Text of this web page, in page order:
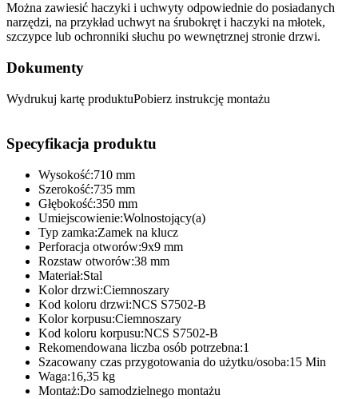
Można zawiesić haczyki i uchwyty odpowiednie do posiadanych
narzędzi, na przykład uchwyt na śrubokręt i haczyki na młotek,
szczypce lub ochronniki słuchu po wewnętrznej stronie drzwi.
Dokumenty
Wydrukuj kartę produktuPobierz instrukcję montażu
Specyfikacja produktu
Wysokość:710 mm
Szerokość:735 mm
Głębokość:350 mm
Umiejscowienie:Wolnostojący(a)
Typ zamka:Zamek na klucz
Perforacja otworów:9x9 mm
Rozstaw otworów:38 mm
Materiał:Stal
Kolor drzwi:Ciemnoszary
Kod koloru drzwi:NCS S7502-B
Kolor korpusu:Ciemnoszary
Kod koloru korpusu:NCS S7502-B
Rekomendowana liczba osób potrzebna:1
Szacowany czas przygotowania do użytku/osoba:15 Min
Waga:16,35 kg
Montaż:Do samodzielnego montażu